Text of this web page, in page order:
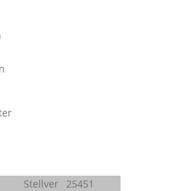
Stellver 25451